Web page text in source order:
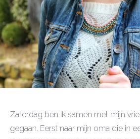
Zaterdag ben ik samen met mijn
gegaan. Eerst naar mijn oma die in